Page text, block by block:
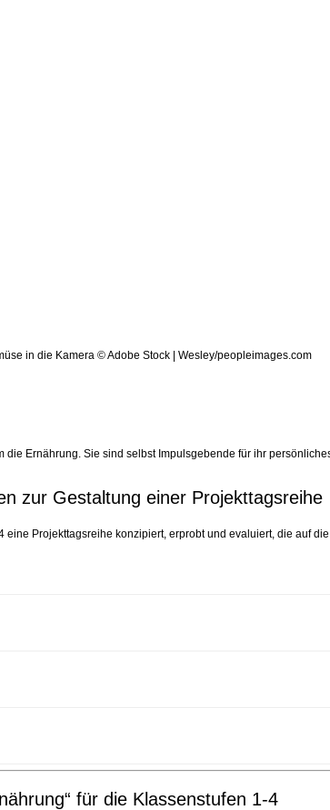
© Adobe Stock | Wesley/peopleimages.com
Ernährung. Sie sind selbst Impulsgebende für ihr
zur Gestaltung einer Projekttagsreihe
Projekttagsreihe konzipiert, erprobt und evaluiert, die auf
für die Klassenstufen 1-4